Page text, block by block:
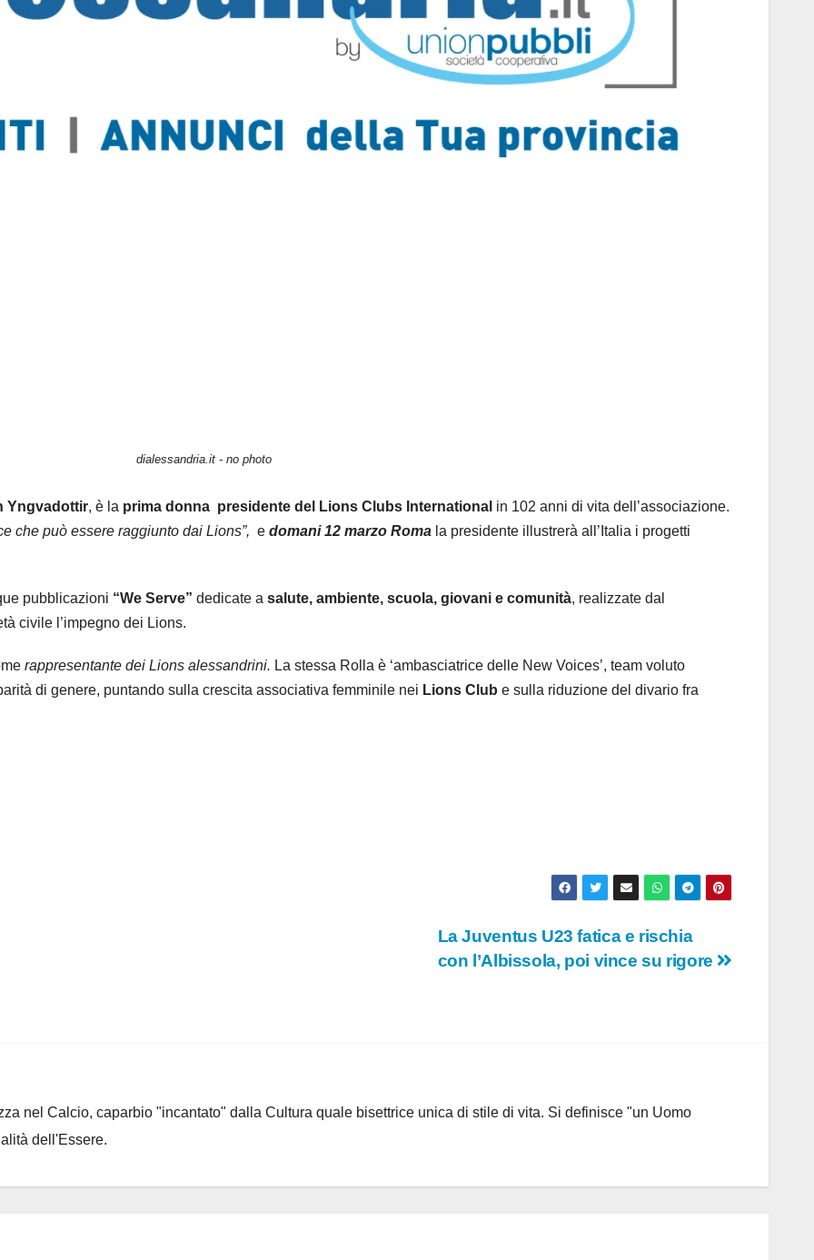
dialessandria.it - no photo
Yngvadottir, è la prima donna presidente del Lions Clubs International in 102 anni di vita dell’associazione.
che può essere raggiunto dai Lions”, e domani 12 marzo Roma la presidente illustrerà all’Italia i progetti
pubblicazioni “We Serve” dedicate a salute, ambiente, scuola, giovani e comunità, realizzate dal
civile l’impegno dei Lions.
rappresentante dei Lions alessandrini. La stessa Rolla è ‘ambasciatrice delle New Voices’, team voluto
di genere, puntando sulla crescita associativa femminile nei Lions Club e sulla riduzione del divario fra
La Juventus U23 fatica e rischia
con l’Albissola, poi vince su rigore
nel Calcio, caparbio "incantato" dalla Cultura quale bisettrice unica di stile di vita. Si definisce "un Uomo
dell'Essere.